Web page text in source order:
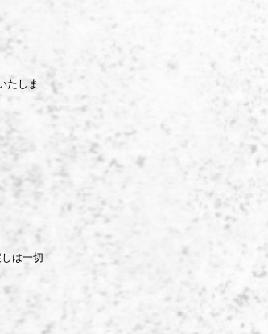
たしま
は一切